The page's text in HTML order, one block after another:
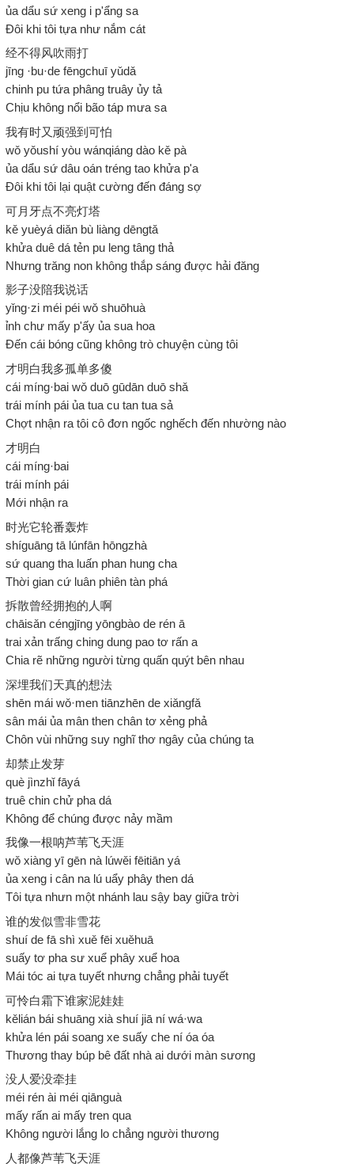
ủa dẩu sứ xeng i p'ẩng sa
Đôi khi tôi tựa như nắm cát
经不得风吹雨打
jīng ·bu·de fēngchuī yǔdǎ
chinh pu tứa phâng truây ủy tả
Chịu không nổi bão táp mưa sa
我有时又顽强到可怕
wǒ yǒushí yòu wánqiáng dào kě pà
ủa dẩu sứ dâu oán tréng tao khửa p'a
Đôi khi tôi lại quật cường đến đáng sợ
可月牙点不亮灯塔
kě yuèyá diǎn bù liàng dēngtǎ
khửa duê dá tẻn pu leng tâng thả
Nhưng trăng non không thắp sáng được hải đăng
影子没陪我说话
yǐng·zi méi péi wǒ shuōhuà
ỉnh chư mấy p'ấy ủa sua hoa
Đến cái bóng cũng không trò chuyện cùng tôi
才明白我多孤单多傻
cái míng·bai wǒ duō gūdān duō shǎ
trái mính pái ủa tua cu tan tua sả
Chợt nhận ra tôi cô đơn ngốc nghếch đến nhường nào
才明白
cái míng·bai
trái mính pái
Mới nhận ra
时光它轮番轰炸
shíguāng tā lúnfān hōngzhà
sứ quang tha luấn phan hung cha
Thời gian cứ luân phiên tàn phá
拆散曾经拥抱的人啊
chāisǎn céngjīng yōngbào de rén ā
trai xản trấng ching dung pao tơ rấn a
Chia rẽ những người từng quấn quýt bên nhau
深埋我们天真的想法
shēn mái wǒ·men tiānzhēn de xiǎngfǎ
sân mái ủa mân then chân tơ xẻng phả
Chôn vùi những suy nghĩ thơ ngây của chúng ta
却禁止发芽
què jìnzhǐ fāyá
truê chin chử pha dá
Không để chúng được nảy mầm
我像一根呐芦苇飞天涯
wǒ xiàng yī gēn nà lúwěi fēitiān yá
ủa xeng i cân na lú uẩy phây then dá
Tôi tựa nhưn một nhánh lau sậy bay giữa trời
谁的发似雪非雪花
shuí de fā shì xuě fēi xuěhuā
suấy tơ pha sư xuể phây xuể hoa
Mái tóc ai tựa tuyết nhưng chẳng phải tuyết
可怜白霜下谁家泥娃娃
kělián bái shuāng xià shuí jiā ní wá·wa
khửa lén pái soang xe suấy che ní óa óa
Thương thay búp bê đất nhà ai dưới màn sương
没人爱没牵挂
méi rén ài méi qiānguà
mấy rấn ai mấy tren qua
Không người lắng lo chẳng người thương
人都像芦苇飞天涯